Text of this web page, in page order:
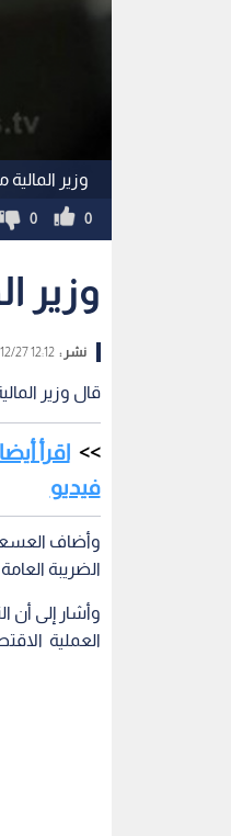
وزير
0
0
وزير
نشر :12:12 2021/12/27
قال وزير
اقرأ
فيديو
وأضاف
الضريبة
العملية